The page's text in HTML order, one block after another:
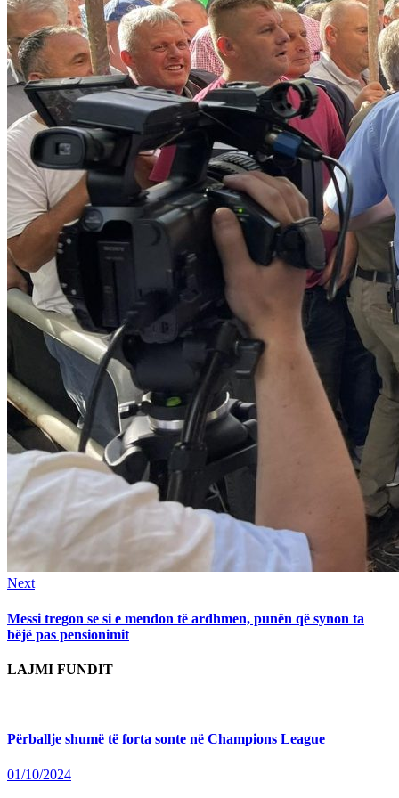
NextNext
Messi tregon se si e mendon të ardhmen, punën që synon ta
bëjë pas pensionimit
LAJMI FUNDIT
Përballje shumë të forta sonte në Champions League
01/10/2024